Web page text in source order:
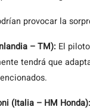
provocar la
– TM): El
tendrá que
(Italia – HM Honda):